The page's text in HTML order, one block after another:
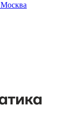
Москва